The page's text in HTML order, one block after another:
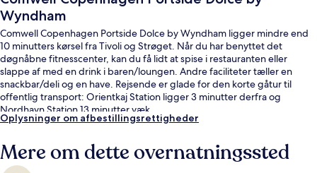
Wyndham
Comwell Copenhagen Portside Dolce by Wyndham ligger mindre end
10 minutters kørsel fra Tivoli og Strøget. Når du har benyttet det
døgnåbne fitnesscenter, kan du få lidt at spise i restauranten eller
slappe af med en drink i baren/loungen. Andre faciliteter tæller en
snackbar/deli og en have. Rejsende er glade for den korte gåtur til
offentlig transport: Orientkaj Station ligger 3 minutter derfra og
Nordhavn Station 13 minutter væk.
Oplysninger om afbestillingsrettigheder
Mere om dette overnatningssted